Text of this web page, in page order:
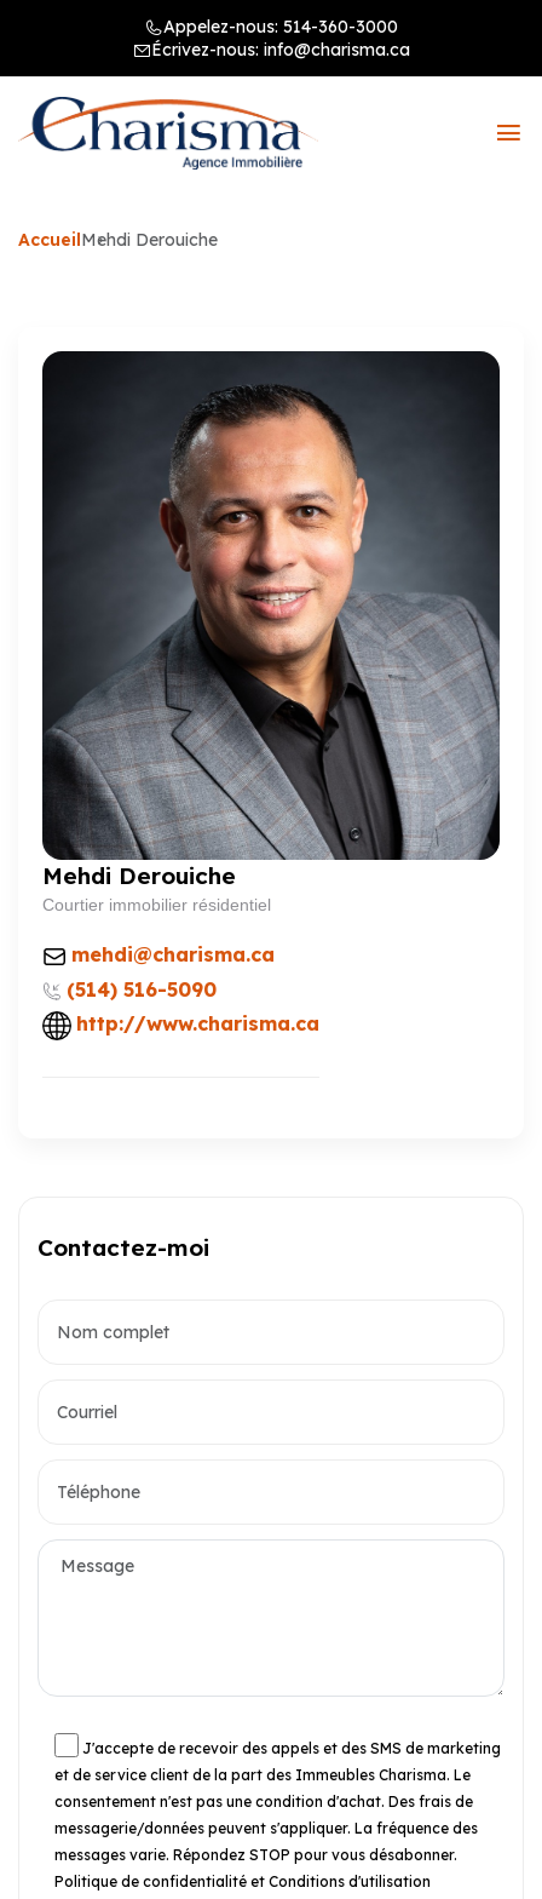
Appelez-nous: 514-360-3000
Écrivez-nous: info@charisma.ca
AccueilMehdi Derouiche
Mehdi Derouiche
Courtier immobilier résidentiel
mehdi@charisma.ca
(514) 516-5090
http://www.charisma.ca
Contactez-moi
J'accepte de recevoir des appels et des SMS de marketing
et de service client de la part des Immeubles Charisma. Le
consentement n'est pas une condition d'achat. Des frais de
messagerie/données peuvent s'appliquer. La fréquence des
messages varie. Répondez STOP pour vous désabonner.
Politique de confidentialité et Conditions d'utilisation